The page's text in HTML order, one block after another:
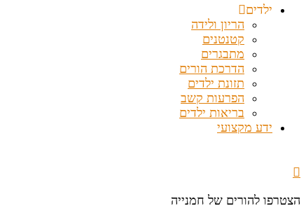
ילדים
הריון ולידה
קטנטנים
מתבגרים
הדרכת הורים
תזונת ילדים
הפרעות קשב
בריאות ילדים
ידע מקצועי
הצטרפו להורים של חמנייה